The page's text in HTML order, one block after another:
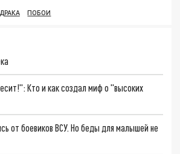
ДРАКА ПОБОИ
Кто и как создал миф о "высоких
от боевиков ВСУ. Но беды для малышей не